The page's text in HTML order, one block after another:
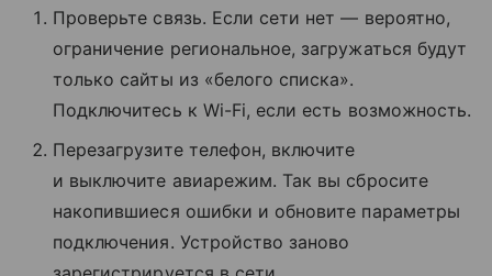
Проверьте связь. Если сети нет — вероятно,
ограничение региональное, загружаться будут
только сайты из «белого списка».
Подключитесь к Wi-Fi, если есть возможность.
Перезагрузите телефон, включите
и выключите авиарежим. Так вы сбросите
накопившиеся ошибки и обновите параметры
подключения. Устройство заново